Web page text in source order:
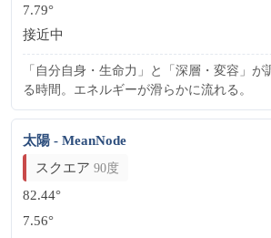
7.79°
接近中
「自分自身・生命力」と「深層・変容」が
る時間。エネルギーが滑らかに流れる。
太陽 - MeanNode
スクエア 90度
82.44°
7.56°